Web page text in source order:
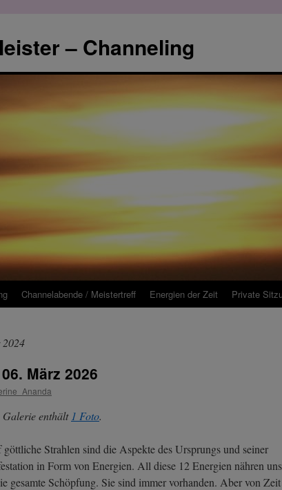
– Channeling
Channelabende / Meistertreff Energien der Zeit Private
2024
März 2026
Galerie enthält 1 Foto.
Strahlen sind die Aspekte des Ursprungs und seiner
in Form von Energien. All diese 12 Energien nähren uns
gesamte Schöpfung. Sie sind immer vorhanden. Aber von Zeit